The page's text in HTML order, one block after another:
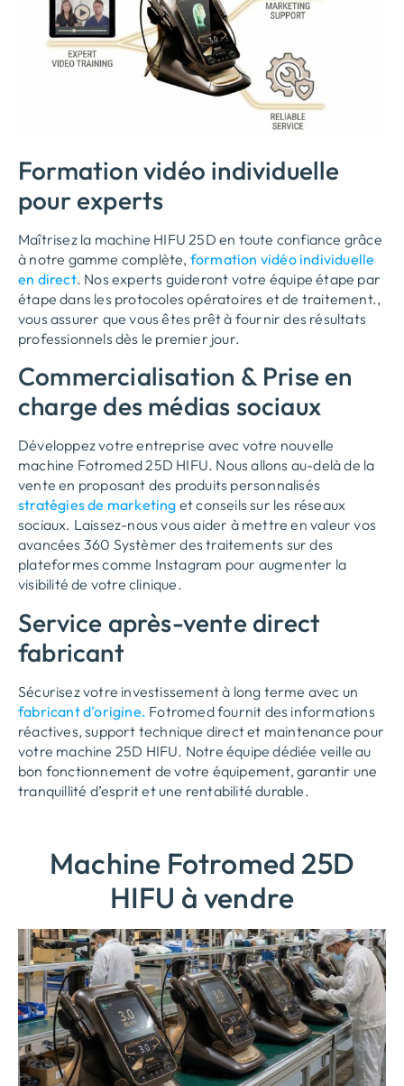
Formation vidéo individuelle
pour experts
Maîtrisez la machine HIFU 25D en toute confiance grâce
à notre gamme complète, formation vidéo individuelle
en direct. Nos experts guideront votre équipe étape par
étape dans les protocoles opératoires et de traitement.,
vous assurer que vous êtes prêt à fournir des résultats
professionnels dès le premier jour.
Commercialisation & Prise en
charge des médias sociaux
Développez votre entreprise avec votre nouvelle
machine Fotromed 25D HIFU. Nous allons au-delà de la
vente en proposant des produits personnalisés
stratégies de marketing et conseils sur les réseaux
sociaux. Laissez-nous vous aider à mettre en valeur vos
avancées 360 Systèmer des traitements sur des
plateformes comme Instagram pour augmenter la
visibilité de votre clinique.
Service après-vente direct
fabricant
Sécurisez votre investissement à long terme avec un
fabricant d'origine. Fotromed fournit des informations
réactives, support technique direct et maintenance pour
votre machine 25D HIFU. Notre équipe dédiée veille au
bon fonctionnement de votre équipement, garantir une
tranquillité d’esprit et une rentabilité durable.
Machine Fotromed 25D
HIFU à vendre